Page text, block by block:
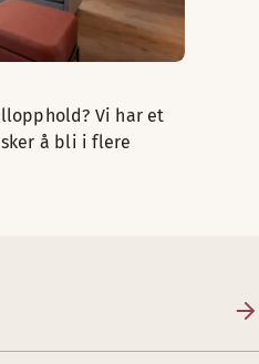
Vi har et
å bli i flere